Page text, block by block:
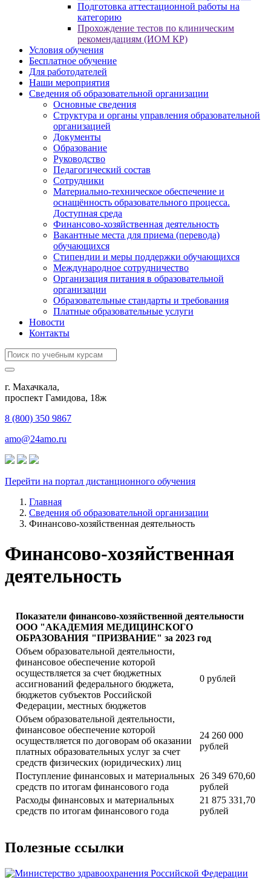
Подготовка аттестационной работы на
категорию
Прохождение тестов по клиническим
рекомендациям (ИОМ КР)
Условия обучения
Бесплатное обучение
Для работодателей
Наши мероприятия
Сведения об образовательной организации
Основные сведения
Структура и органы управления образовательной
организацией
Документы
Образование
Руководство
Педагогический состав
Сотрудники
Материально-техническое обеспечение и
оснащённость образовательного процесса.
Доступная среда
Финансово-хозяйственная деятельность
Вакантные места для приема (перевода)
обучающихся
Стипендии и меры поддержки обучающихся
Международное сотрудничество
Организация питания в образовательной
организации
Образовательные стандарты и требования
Платные образовательные услуги
Новости
Контакты
г. Махачкала,
​проспект Гамидова, 18ж
8 (800) 350 9867
amo@24amo.ru
Перейти на портал дистанционного обучения
Главная
Сведения об образовательной организации
Финансово-хозяйственная деятельность
Финансово-хозяйственная
деятельность
Показатели финансово-хозяйственной деятельности
ООО "АКАДЕМИЯ МЕДИЦИНСКОГО
ОБРАЗОВАНИЯ "ПРИЗВАНИЕ" за 2023 год
Объем образовательной деятельности,
финансовое обеспечение которой
осуществляется за счет бюджетных
ассигнований федерального бюджета,
бюджетов субъектов Российской
Федерации, местных бюджетов
0 рублей
Объем образовательной деятельности,
финансовое обеспечение которой
осуществляется по договорам об оказании
платных образовательных услуг за счет
средств физических (юридических) лиц
24 260 000
рублей
Поступление финансовых и материальных
средств по итогам финансового года
26 349 670,60
рублей
Расходы финансовых и материальных
средств по итогам финансового года
21 875 331,70
рублей
Полезные ссылки